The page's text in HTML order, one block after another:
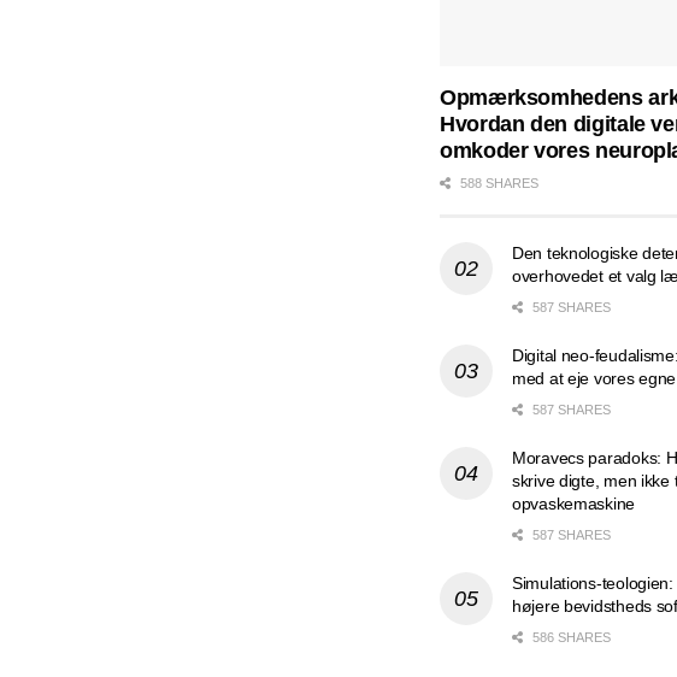
Opmærksomhedens
Hvordan den digitale
omkoder vores
588 SHARES
Den teknologiske
overhovedet et valg
587 SHARES
Digital neo-
med at eje vores
587 SHARES
Moravecs paradoks:
skrive digte, men ikke
opvaskemaskine
587 SHARES
Simulations-
højere bevidstheds
586 SHARES